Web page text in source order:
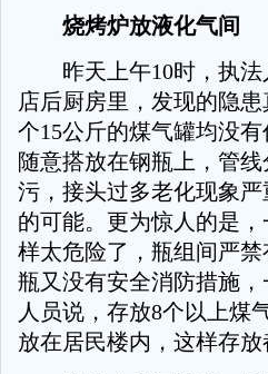
烧烤炉放液化气间
昨天上午10时，执法
店后厨房里，发现的隐
个15公斤的煤气罐均没
随意搭放在钢瓶上，管
污，接头过多老化现象
的可能。更为惊人的是
样太危险了，瓶组间严
瓶又没有安全消防措施
人员说，存放8个以上煤
放在居民楼内，这样存